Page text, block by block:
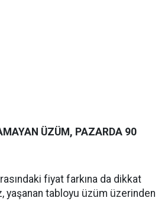
ÜZÜM, PAZARDA 90
fiyat farkına da dikkat
yaşanan tabloyu üzüm üzerinden